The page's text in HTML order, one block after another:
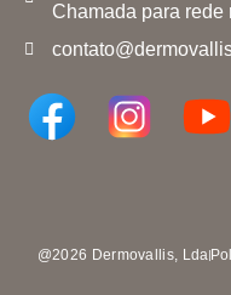
Chamada para rede
@2026 Dermovallis, Lda